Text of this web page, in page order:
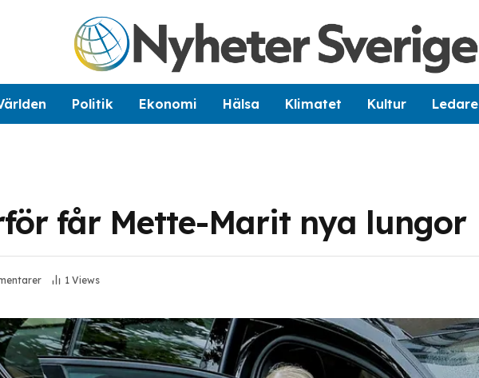
Politik Ekonomi Hälsa Klimatet Kultur Ledare
får Mette-Marit nya lungor
1 Views